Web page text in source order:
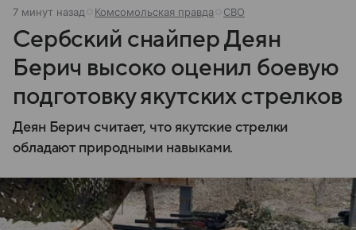
7 минут назад Комсомольская правда СВО
Сербский снайпер Деян
Берич высоко оценил боевую
подготовку якутских стрелков
Деян Берич считает, что якутские стрелки
обладают природными навыками.